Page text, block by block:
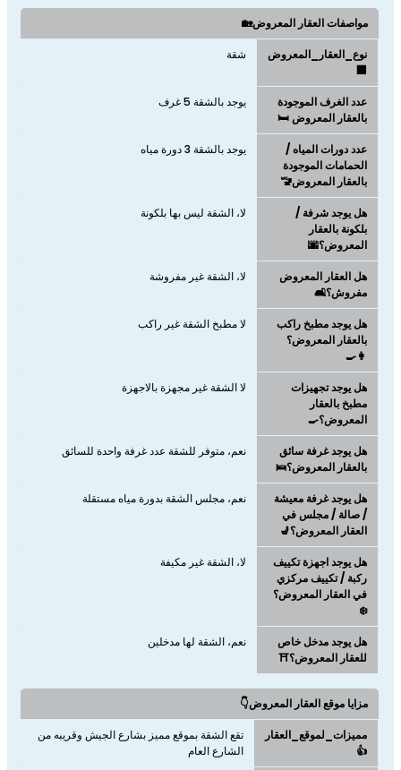
مواصفات العقار المعروض🏡
نوع_العقار_المعروض
🏢
شقة
عدد الغرف الموجودة
بالعقار المعروض 🛏️
يوجد بالشقة 5 غرف
عدد دورات المياه /
الحمامات الموجودة
بالعقار المعروض🚾
يوجد بالشقة 3 دورة مياه
هل يوجد شرفة /
بلكونة بالعقار
المعروض؟🌆
لا، الشقة ليس بها بلكونة
هل العقار المعروض
مفروش؟🛋️
لا، الشقة غير مفروشة
هل يوجد مطبخ راكب
بالعقار المعروض؟
👩‍🍳
لا مطبخ الشقة غير راكب
هل يوجد تجهيزات
مطبخ بالعقار
المعروض؟🍳
لا الشقة غير مجهزة بالاجهزة
هل يوجد غرفة سائق
بالعقار المعروض؟🛌
نعم، متوفر للشقة عدد غرفة واحدة للسائق
هل يوجد غرفة معيشة
/ صالة / مجلس في
العقار المعروض؟💺
نعم، مجلس الشقة بدورة مياه مستقلة
هل يوجد اجهزة تكييف
ركبة / تكييف مركزي
في العقار المعروض؟
❄️
لا، الشقة غير مكيفة
هل يوجد مدخل خاص
للعقار المعروض؟⛩️
نعم، الشقة لها مدخلين
مزايا موقع العقار المعروض👇
مميزات_لموقع_العقار
👍
تقع الشقة بموقع مميز بشارع الجيش وقريبه من
الشارع العام